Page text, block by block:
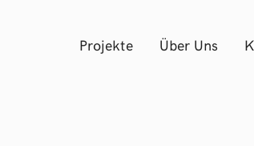
Projekte Über Uns